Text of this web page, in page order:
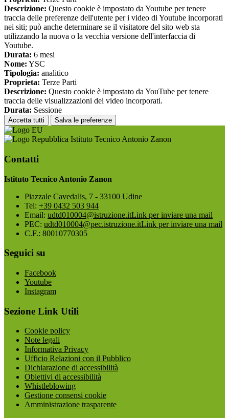
Descrizione: Questo cookie è impostato da Youtube per tenere
traccia delle preferenze dell'utente per i video di Youtube incorporati
nei siti; può anche determinare se il visitatore del sito web sta
utilizzando la nuova o la vecchia versione dell'interfaccia di
Youtube.
Durata: 6 mesi
Nome: YSC
Tipologia: analitico
Proprieta: Terze Parti
Descrizione: Questo cookie è impostato da YouTube per tenere
traccia delle visualizzazioni dei video incorporati.
Durata: Sessione
Accetta tutti Salva le preferenze
Istituto Tecnico Antonio Zanon
Contatti
Istituto Tecnico Antonio Zanon
Piazzale Cavedalis, 7 - 33100 Udine
Tel: +39 0432 503 944
Email: udtd010004@istruzione.itLink per inviare una mail
PEC: udtd010004@pec.istruzione.itLink per inviare una mail
C.F.: 80010770305
Seguici su
Facebook
Youtube
Instagram
Sezione Link Utili
Cookie policy
Note legali
Informativa Privacy
Ufficio Relazioni con il Pubblico
Dichiarazione di accessibilità
Obiettivi di accessibilità
Whistleblowing
Gestione consensi cookie
Amministrazione trasparente